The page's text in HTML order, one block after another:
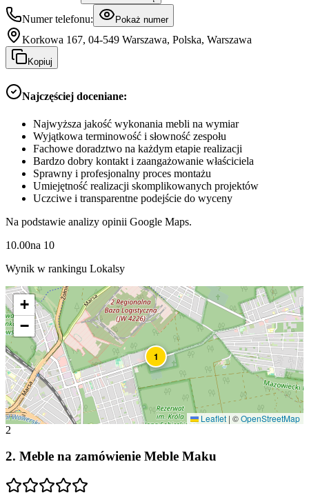
Numer telefonu: Pokaż numer
Korkowa 167, 04-549 Warszawa, Polska, Warszawa
Kopiuj
Najczęściej doceniane:
Najwyższa jakość wykonania mebli na wymiar
Wyjątkowa terminowość i słowność zespołu
Fachowe doradztwo na każdym etapie realizacji
Bardzo dobry kontakt i zaangażowanie właściciela
Sprawny i profesjonalny proces montażu
Umiejętność realizacji skomplikowanych projektów
Uczciwe i transparentne podejście do wyceny
Na podstawie analizy opinii Google Maps.
10.00na 10
Wynik w rankingu Lokalsy
1
+
−
Leaflet | ©OpenStreetMap
2
2. Meble na zamówienie Meble Maku